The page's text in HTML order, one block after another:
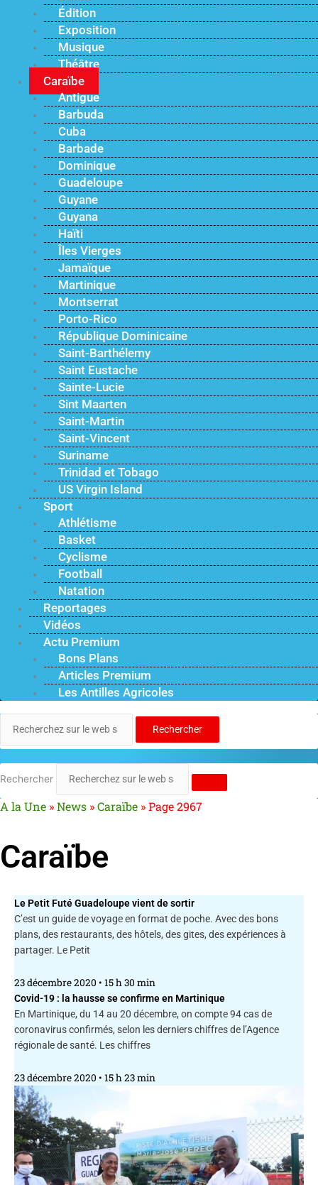
Édition
Exposition
Musique
Théâtre
Caraïbe
Antigue
Barbuda
Cuba
Barbade
Dominique
Guadeloupe
Guyane
Guyana
Haïti
Îles Vierges
Jamaïque
Martinique
Montserrat
Porto-Rico
République Dominicaine
Saint-Barthélemy
Saint Eustache
Sainte-Lucie
Sint Maarten
Saint-Martin
Saint-Vincent
Suriname
Trinidad et Tobago
US Virgin Island
Sport
Athlétisme
Basket
Cyclisme
Football
Natation
Reportages
Vidéos
Actu Premium
Bons Plans
Articles Premium
Les Antilles Agricoles
Rechercher
Rechercher
A la Une »News »Caraïbe »Page 2967
Caraïbe
Le Petit Futé Guadeloupe vient de sortir
C’est un guide de voyage en format de poche. Avec des bons
plans, des restaurants, des hôtels, des gites, des expériences à
partager. Le Petit
23 décembre 2020 15 h 30 min
Covid-19 : la hausse se confirme en Martinique
En Martinique, du 14 au 20 décembre, on compte 94 cas de
coronavirus confirmés, selon les derniers chiffres de l’Agence
régionale de santé. Les chiffres
23 décembre 2020 15 h 23 min